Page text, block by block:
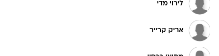
לירוי מדי
אריק קרייר